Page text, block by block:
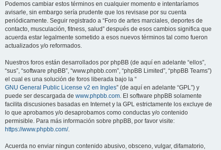
Podemos cambiar estos términos en cualquier momento e intentaríamos
avisarle, sin embargo sería prudente que los revisase por su cuenta
periódicamente. Seguir registrado a “Foro de artes marciales, deportes de
contacto, musculación, fitness, salud” después de esos cambios significa que
acuerda estar legalmente sometido a esos nuevos términos tal como fueron
actualizados y/o reformados.
Nuestros foros están desarrollados por phpBB (de aquí en adelante “ellos”,
“sus”, “software phpBB”, “www.phpbb.com”, “phpBB Limited”, “phpBB Teams”)
el cual es una solución de foros liberada bajo la “
GNU General Public License v2 en Ingles” (de aquí en adelante “GPL”) y
puede ser descargada de www.phpbb.com. El software phpBB solamente
facilita discusiones basadas en Internet y la GPL estrictamente los excluye de
lo que aprobamos y/o desaprobamos como conductas y/o contenido
permisible. Para más información sobre phpBB, por favor visite:
https://www.phpbb.com/.
Acuerda no enviar ningun contenido abusivo, obsceno, vulgar, difamatorio,